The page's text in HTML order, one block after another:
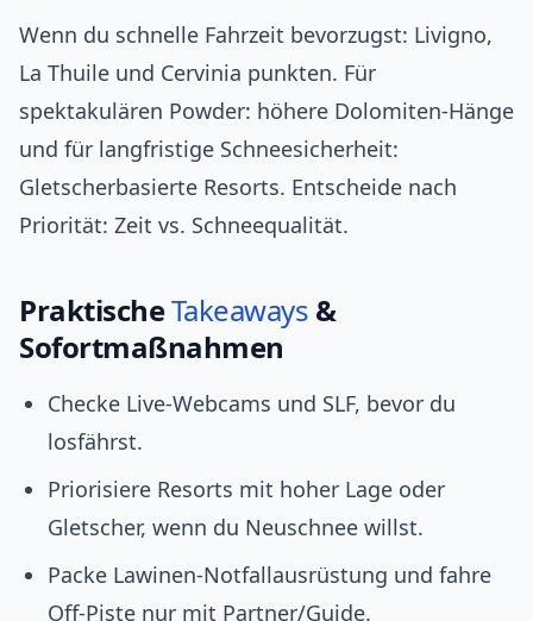
Wenn du schnelle Fahrzeit bevorzugst: Livigno,
La Thuile und Cervinia punkten. Für
spektakulären Powder: höhere Dolomiten-Hänge
und für langfristige Schneesicherheit:
Gletscherbasierte Resorts. Entscheide nach
Priorität: Zeit vs. Schneequalität.
PraktischeTakeaways &
Sofortmaßnahmen
Checke Live-Webcams und SLF, bevor du
losfährst.
Priorisiere Resorts mit hoher Lage oder
Gletscher, wenn du Neuschnee willst.
Packe Lawinen-Notfallausrüstung und fahre
Off-Piste nur mit Partner/Guide.